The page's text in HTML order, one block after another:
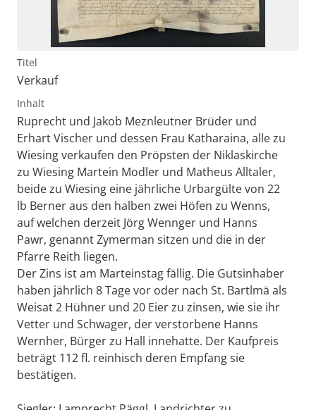
Titel
Verkauf
Inhalt
Ruprecht und Jakob Meznleutner Brüder und
Erhart Vischer und dessen Frau Katharaina, alle zu
Wiesing verkaufen den Pröpsten der Niklaskirche
zu Wiesing Martein Modler und Matheus Alltaler,
beide zu Wiesing eine jährliche Urbargülte von 22
lb Berner aus den halben zwei Höfen zu Wenns,
auf welchen derzeit Jörg Wennger und Hanns
Pawr, genannt Zymerman sitzen und die in der
Pfarre Reith liegen.
Der Zins ist am Marteinstag fällig. Die Gutsinhaber
haben jährlich 8 Tage vor oder nach St. Bartlmä als
Weisat 2 Hühner und 20 Eier zu zinsen, wie sie ihr
Vetter und Schwager, der verstorbene Hanns
Wernher, Bürger zu Hall innehatte. Der Kaufpreis
beträgt 112 fl. reinhisch deren Empfang sie
bestätigen.